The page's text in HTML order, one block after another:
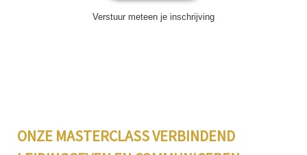
Verstuur meteen je inschrijving
ONZE MASTERCLASS VERBINDEND